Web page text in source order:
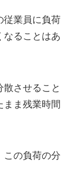
従業員に負荷
なることはあ
させること
まま残業時間
この負荷の分